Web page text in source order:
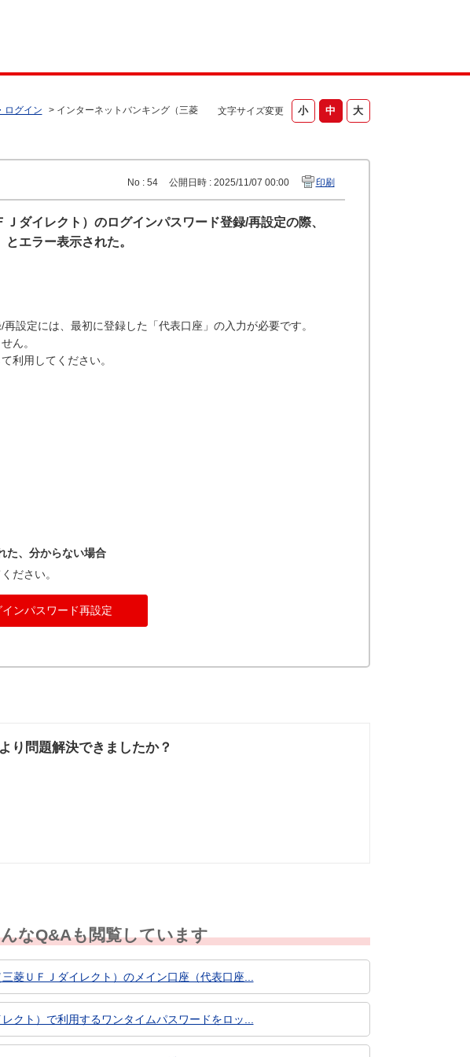
文字サイズ変更
ログイン > インターネットバンキング（三菱
No : 54 公開日時 : 2025/11/07 00:00 印刷
ダイレクト）のログインパスワード登録/再設定の際、
エラー表示された。
設定には、最初に登録した「代表口座」の入力が必要です。
ん。
利用してください。
た、分からない場合
ださい。
インパスワード再設定
り問題解決できましたか？
なQ&Aも閲覧しています
菱ＵＦＪダイレクト）のメイン口座（代表口座...
クト）で利用するワンタイムパスワードをロッ...